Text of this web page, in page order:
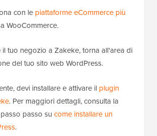
con le piattaforme eCommerce più
WooCommerce.
il tuo negozio a Zakeke, torna all'area di
del tuo sito web WordPress.
devi installare e attivare il plugin
. Per maggiori dettagli, consulta la
passo su come installare un
.